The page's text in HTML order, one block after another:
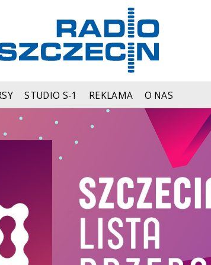
STUDIO S-1 REKLAMA O NAS